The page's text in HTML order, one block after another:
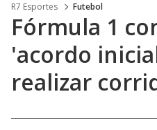
R7 Esportes Futebol
Fórmula 1
'acordo
realizar